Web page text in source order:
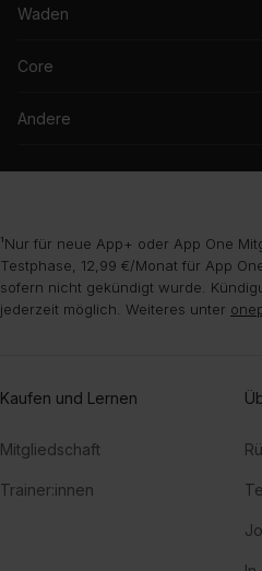
Waden
Core
Andere
¹Nur für neue App+ oder App One
Testphase, 12,99 €/Monat für App
sofern nicht gekündigt wurde.
jederzeit möglich. Weiteres unter
Kaufen und Lernen
Mitgliedschaft
Trainer:innen